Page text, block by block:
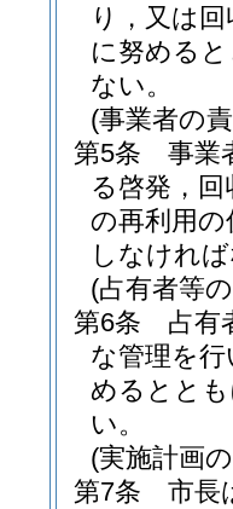
り，又は
に努める
ない。
(事業者の
第5条
事業
る啓発，
の再利用
しなけれ
(占有者等
第6条
占有
な管理を
めるとと
い。
(実施計画
第7条
市長